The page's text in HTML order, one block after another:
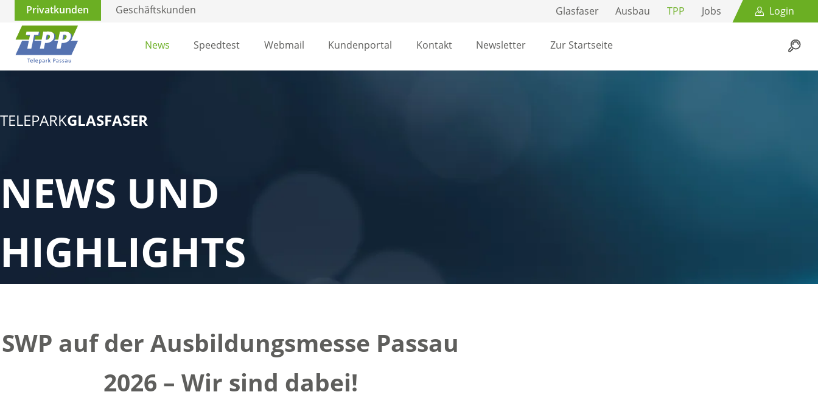
Privatkunden Geschäftskunden Glasfaser Ausbau TPP Jobs Login
News Speedtest Webmail Kundenportal Kontakt Newsletter Zur Startseite
TELEPARKGLASFASER
NEWS UND
HIGHLIGHTS
SWP auf der Ausbildungsmesse Passau
2026 – Wir sind dabei!